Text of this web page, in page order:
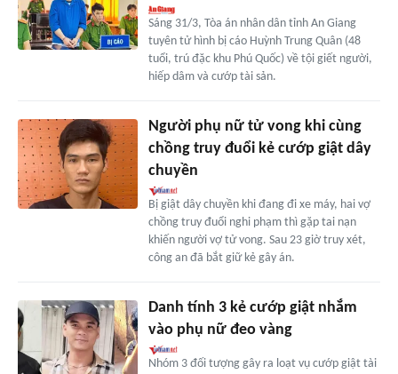
Sáng 31/3, Tòa án nhân dân tỉnh An Giang
tuyên tử hình bị cáo Huỳnh Trung Quân (48
tuổi, trú đặc khu Phú Quốc) về tội giết người,
hiếp dâm và cướp tài sản.
Người phụ nữ tử vong khi cùng
chồng truy đuổi kẻ cướp giật dây
chuyền
Bị giật dây chuyền khi đang đi xe máy, hai vợ
chồng truy đuổi nghi phạm thì gặp tai nạn
khiến người vợ tử vong. Sau 23 giờ truy xét,
công an đã bắt giữ kẻ gây án.
Danh tính 3 kẻ cướp giật nhắm
vào phụ nữ đeo vàng
Nhóm 3 đối tượng gây ra loạt vụ cướp giật tài